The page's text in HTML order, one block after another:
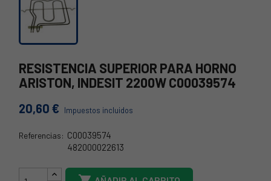
RESISTENCIA SUPERIOR PARA HORNO
ARISTON, INDESIT 2200W C00039574
20,60 € Impuestos incluidos
Referencias: C00039574
482000022613